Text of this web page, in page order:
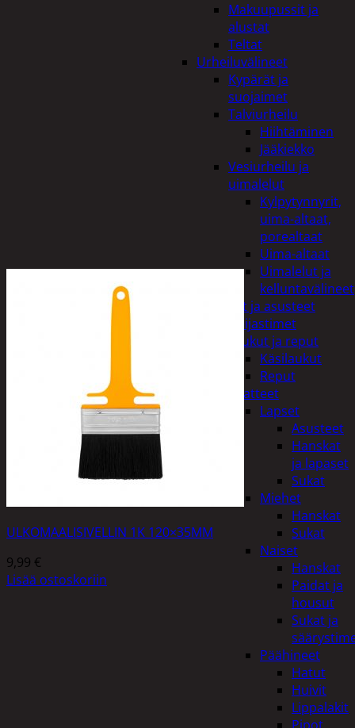
Makuupussit ja
alustat
Teltat
Urheiluvälineet
Kypärät ja
suojaimet
Talviurheilu
Hiihtäminen
Jääkiekko
Vesiurheilu ja
uimalelut
Kylpytynnyrit,
uima-altaat,
porealtaat
Uima-altaat
Uimalelut ja
kelluntavälineet
Vaatteet ja asusteet
Heijastimet
Laukut ja reput
Käsilaukut
Reput
Vaatteet
Lapset
Asusteet
Hanskat
ja lapaset
Sukat
Miehet
Hanskat
Sukat
Naiset
Hanskat
Paidat ja
housut
Sukat ja
Päähineet
Hatut
Huivit
Lippalakit
ULKOMAALISIVELLIN 1K 120×35MM
9,99 €
Lisää ostoskoriin